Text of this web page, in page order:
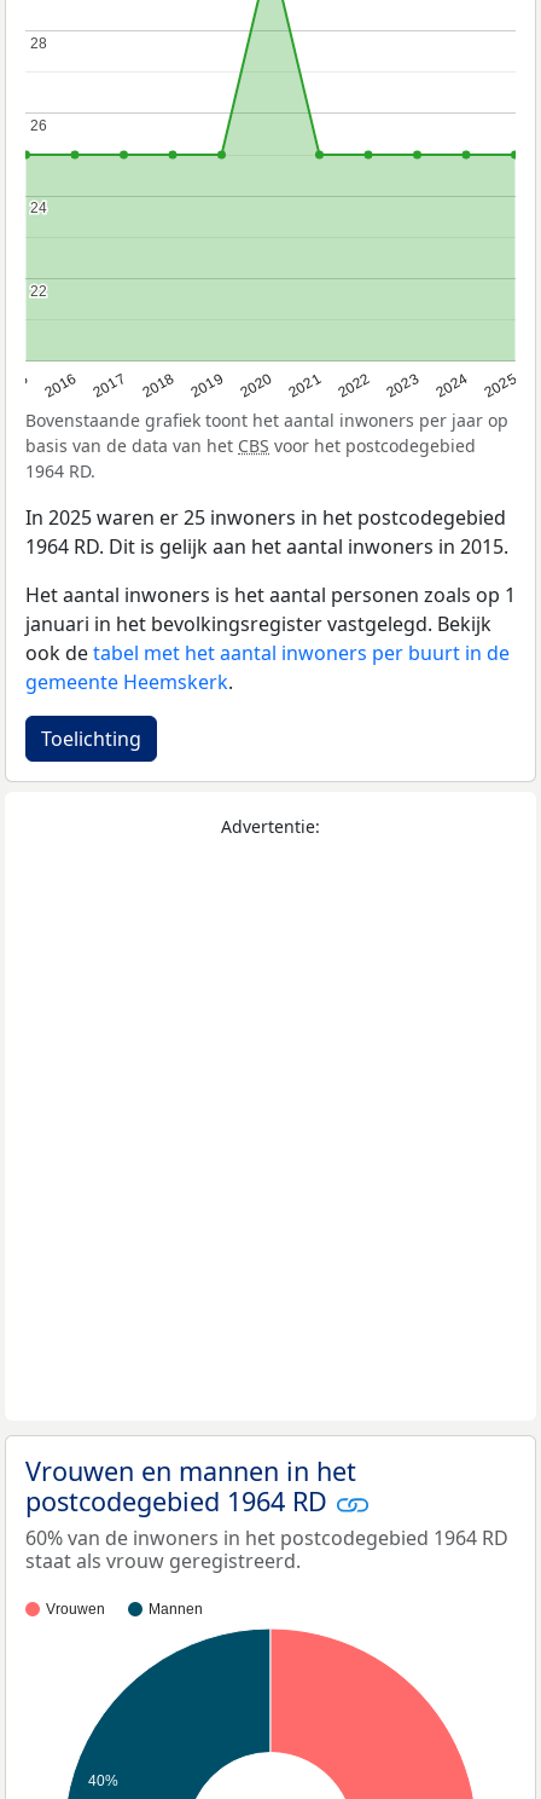
2016 2017 2018 2019 2020 2021 2022 2023 2024 2025
22
22
24
24
26
26
28
28
Bovenstaande grafiek toont het aantal inwoners per jaar op
basis van de data van het CBS voor het postcodegebied
1964 RD.
In 2025 waren er 25 inwoners in het postcodegebied
1964 RD. Dit is gelijk aan het aantal inwoners in 2015.
Het aantal inwoners is het aantal personen zoals op 1
januari in het bevolkingsregister vastgelegd. Bekijk
ook detabel met het aantal inwoners per buurt in de
gemeente Heemskerk.
Toelichting
Advertentie:
Vrouwen en mannen in het
postcodegebied 1964 RD
60% van de inwoners in het postcodegebied 1964 RD
staat als vrouw geregistreerd.
Vrouwen Mannen
40%